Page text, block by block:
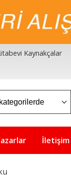
Kaynakçalar
İletişim